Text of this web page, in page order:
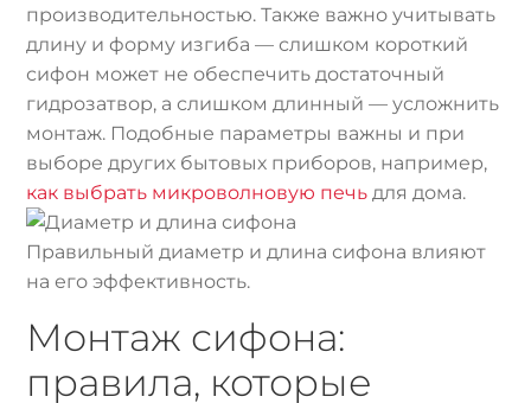
производительностью. Также важно учитывать
длину и форму изгиба — слишком короткий
сифон может не обеспечить достаточный
гидрозатвор, а слишком длинный — усложнить
монтаж. Подобные параметры важны и при
выборе других бытовых приборов, например,
как выбрать микроволновую печь для дома.
Правильный диаметр и длина сифона влияют
на его эффективность.
Монтаж сифона:
правила, которые